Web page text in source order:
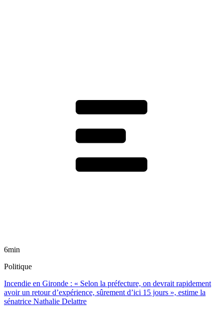
6min
Politique
Incendie en Gironde : « Selon la préfecture, on devrait rapidement
avoir un retour d’expérience, sûrement d’ici 15 jours », estime la
sénatrice Nathalie Delattre